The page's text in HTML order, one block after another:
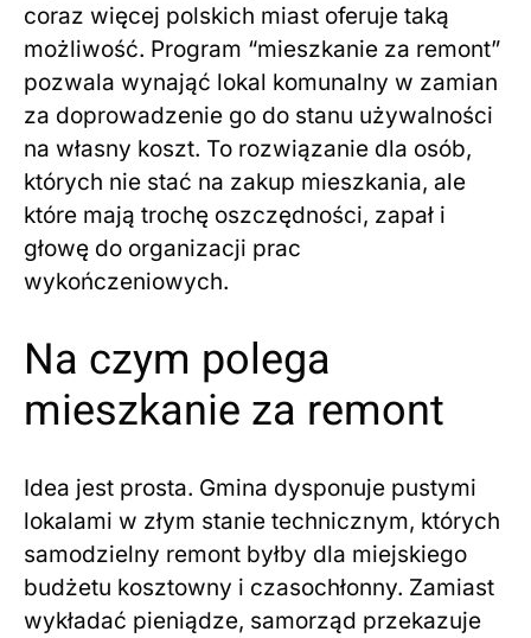
coraz więcej polskich miast oferuje taką
możliwość. Program “mieszkanie za remont”
pozwala wynająć lokal komunalny w zamian
za doprowadzenie go do stanu używalności
na własny koszt. To rozwiązanie dla osób,
których nie stać na zakup mieszkania, ale
które mają trochę oszczędności, zapał i
głowę do organizacji prac
wykończeniowych.
Na czym polega
mieszkanie za remont
Idea jest prosta. Gmina dysponuje pustymi
lokalami w złym stanie technicznym, których
samodzielny remont byłby dla miejskiego
budżetu kosztowny i czasochłonny. Zamiast
wykładać pieniądze, samorząd przekazuje